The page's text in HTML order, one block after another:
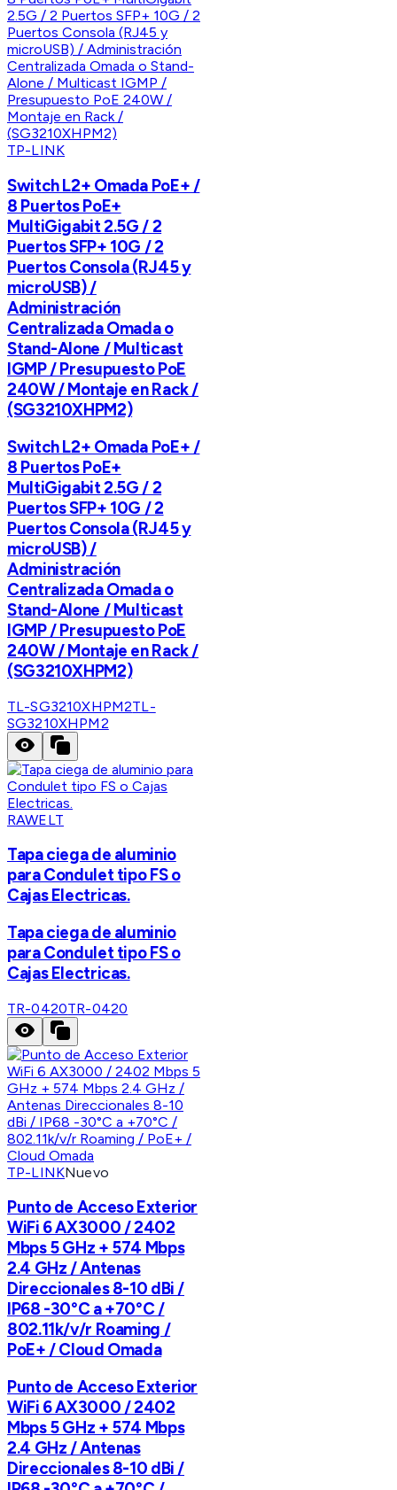
TP-LINK
Switch L2+ Omada PoE+ /
8 Puertos PoE+
MultiGigabit 2.5G / 2
Puertos SFP+ 10G / 2
Puertos Consola (RJ45 y
microUSB) /
Administración
Centralizada Omada o
Stand-Alone / Multicast
IGMP / Presupuesto PoE
240W / Montaje en Rack /
(SG3210XHPM2)
Switch L2+ Omada PoE+ /
8 Puertos PoE+
MultiGigabit 2.5G / 2
Puertos SFP+ 10G / 2
Puertos Consola (RJ45 y
microUSB) /
Administración
Centralizada Omada o
Stand-Alone / Multicast
IGMP / Presupuesto PoE
240W / Montaje en Rack /
(SG3210XHPM2)
TL-SG3210XHPM2TL-
SG3210XHPM2
RAWELT
Tapa ciega de aluminio
para Condulet tipo FS o
Cajas Electricas.
Tapa ciega de aluminio
para Condulet tipo FS o
Cajas Electricas.
TR-0420TR-0420
TP-LINKNuevo
Punto de Acceso Exterior
WiFi 6 AX3000 / 2402
Mbps 5 GHz + 574 Mbps
2.4 GHz / Antenas
Direccionales 8-10 dBi /
IP68 -30°C a +70°C /
802.11k/v/r Roaming /
PoE+ / Cloud Omada
Punto de Acceso Exterior
WiFi 6 AX3000 / 2402
Mbps 5 GHz + 574 Mbps
2.4 GHz / Antenas
Direccionales 8-10 dBi /